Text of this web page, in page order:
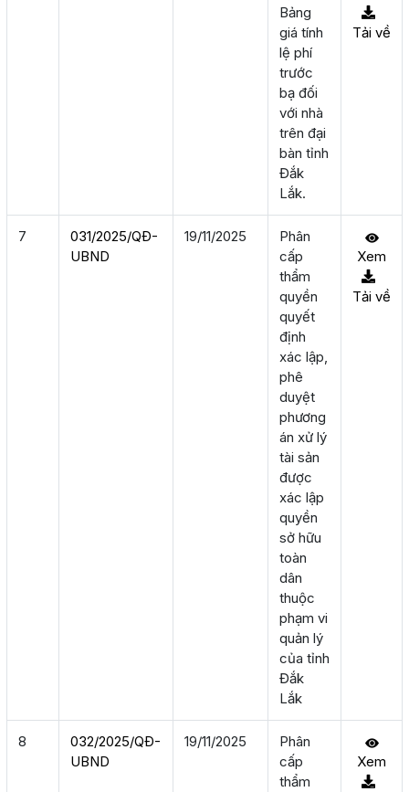
Bảng
giá tính
lệ phí
trước
bạ đối
với nhà
trên đại
bàn tỉnh
Đắk
Lắk.
Tải về
7
031/2025/QÐ-
UBND
19/11/2025
Phân
cấp
thẩm
quyền
quyết
định
xác lập,
phê
duyệt
phương
án xử lý
tài sản
được
xác lập
quyền
sở hữu
toàn
dân
thuộc
phạm vi
quản lý
của tỉnh
Đắk
Lắk
Xem
Tải về
8
032/2025/QÐ-
UBND
19/11/2025
Phân
cấp
thẩm
Xem